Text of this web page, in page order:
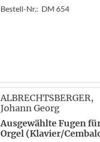
Bestell-Nr.: DM 654
ALBRECHTSBERGER,
Johann Georg
Ausgewählte Fugen
Orgel (Klavier/